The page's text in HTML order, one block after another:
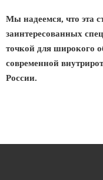
Мы надеемся, что эта
заинтересованных
точкой для широкого
современной
России.